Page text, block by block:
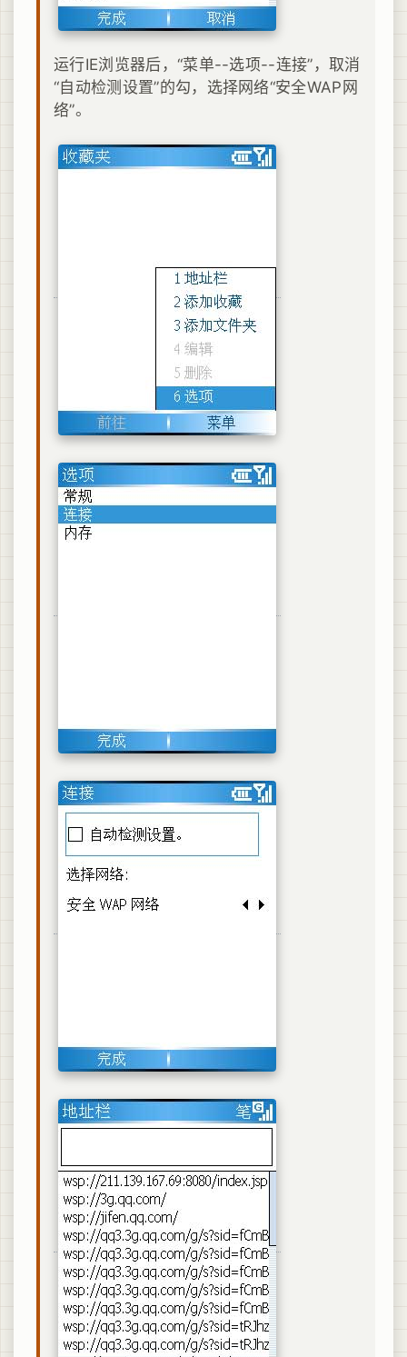
运行IE浏览器后，“菜单--选项--连接”，取消
“自动检测设置”的勾，选择网络“安全WAP网
络”。